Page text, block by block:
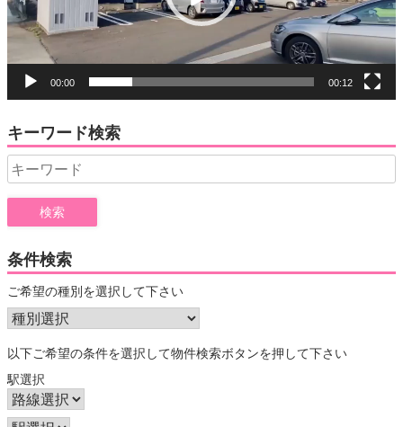
ー
00:00 00:12
キーワード検索
Search
for:
条件検索
ご希望の種別を選択して下さい
以下ご希望の条件を選択して物件検索ボタンを押して下さい
駅選択